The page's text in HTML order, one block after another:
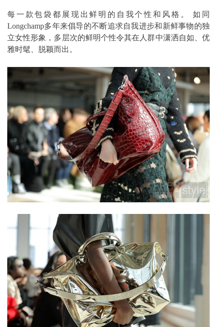
每一款包袋都展现出鲜明的自我个性和风格。 如同
Longchamp多年来倡导的不断追求自我进步和新鲜事物的独
立女性形象，多层次的鲜明个性令其在人群中潇洒自如、优
雅时髦、脱颖而出。